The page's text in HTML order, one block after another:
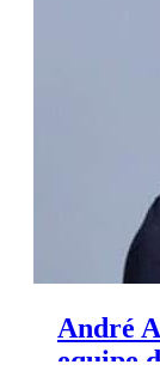
André
equipe